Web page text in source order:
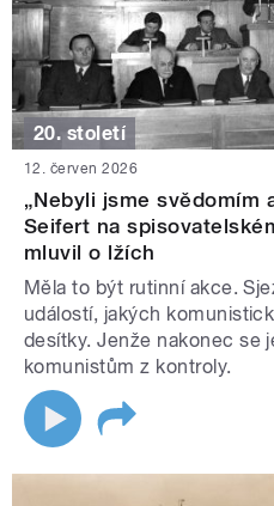
20. století
12. červen 2026
„Nebyli jsme svědomím
Seifert na
mluvil o lžích
Měla to být rutinní akce.
událostí, jakých
desítky. Jenže nakonec se
komunistům z kontroly.